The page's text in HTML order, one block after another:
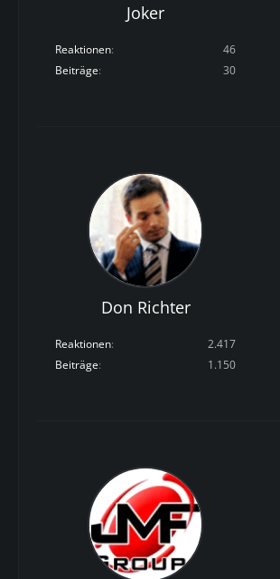
Joker
Reaktionen
46
Beiträge
30
Don Richter
Reaktionen
2.417
Beiträge
1.150